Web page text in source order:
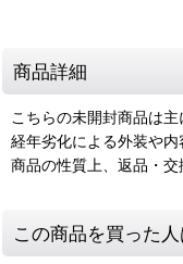
商品詳細
こちらの未開封商品は主
経年劣化による外装や内
商品の性質上、返品・交
この商品を買った